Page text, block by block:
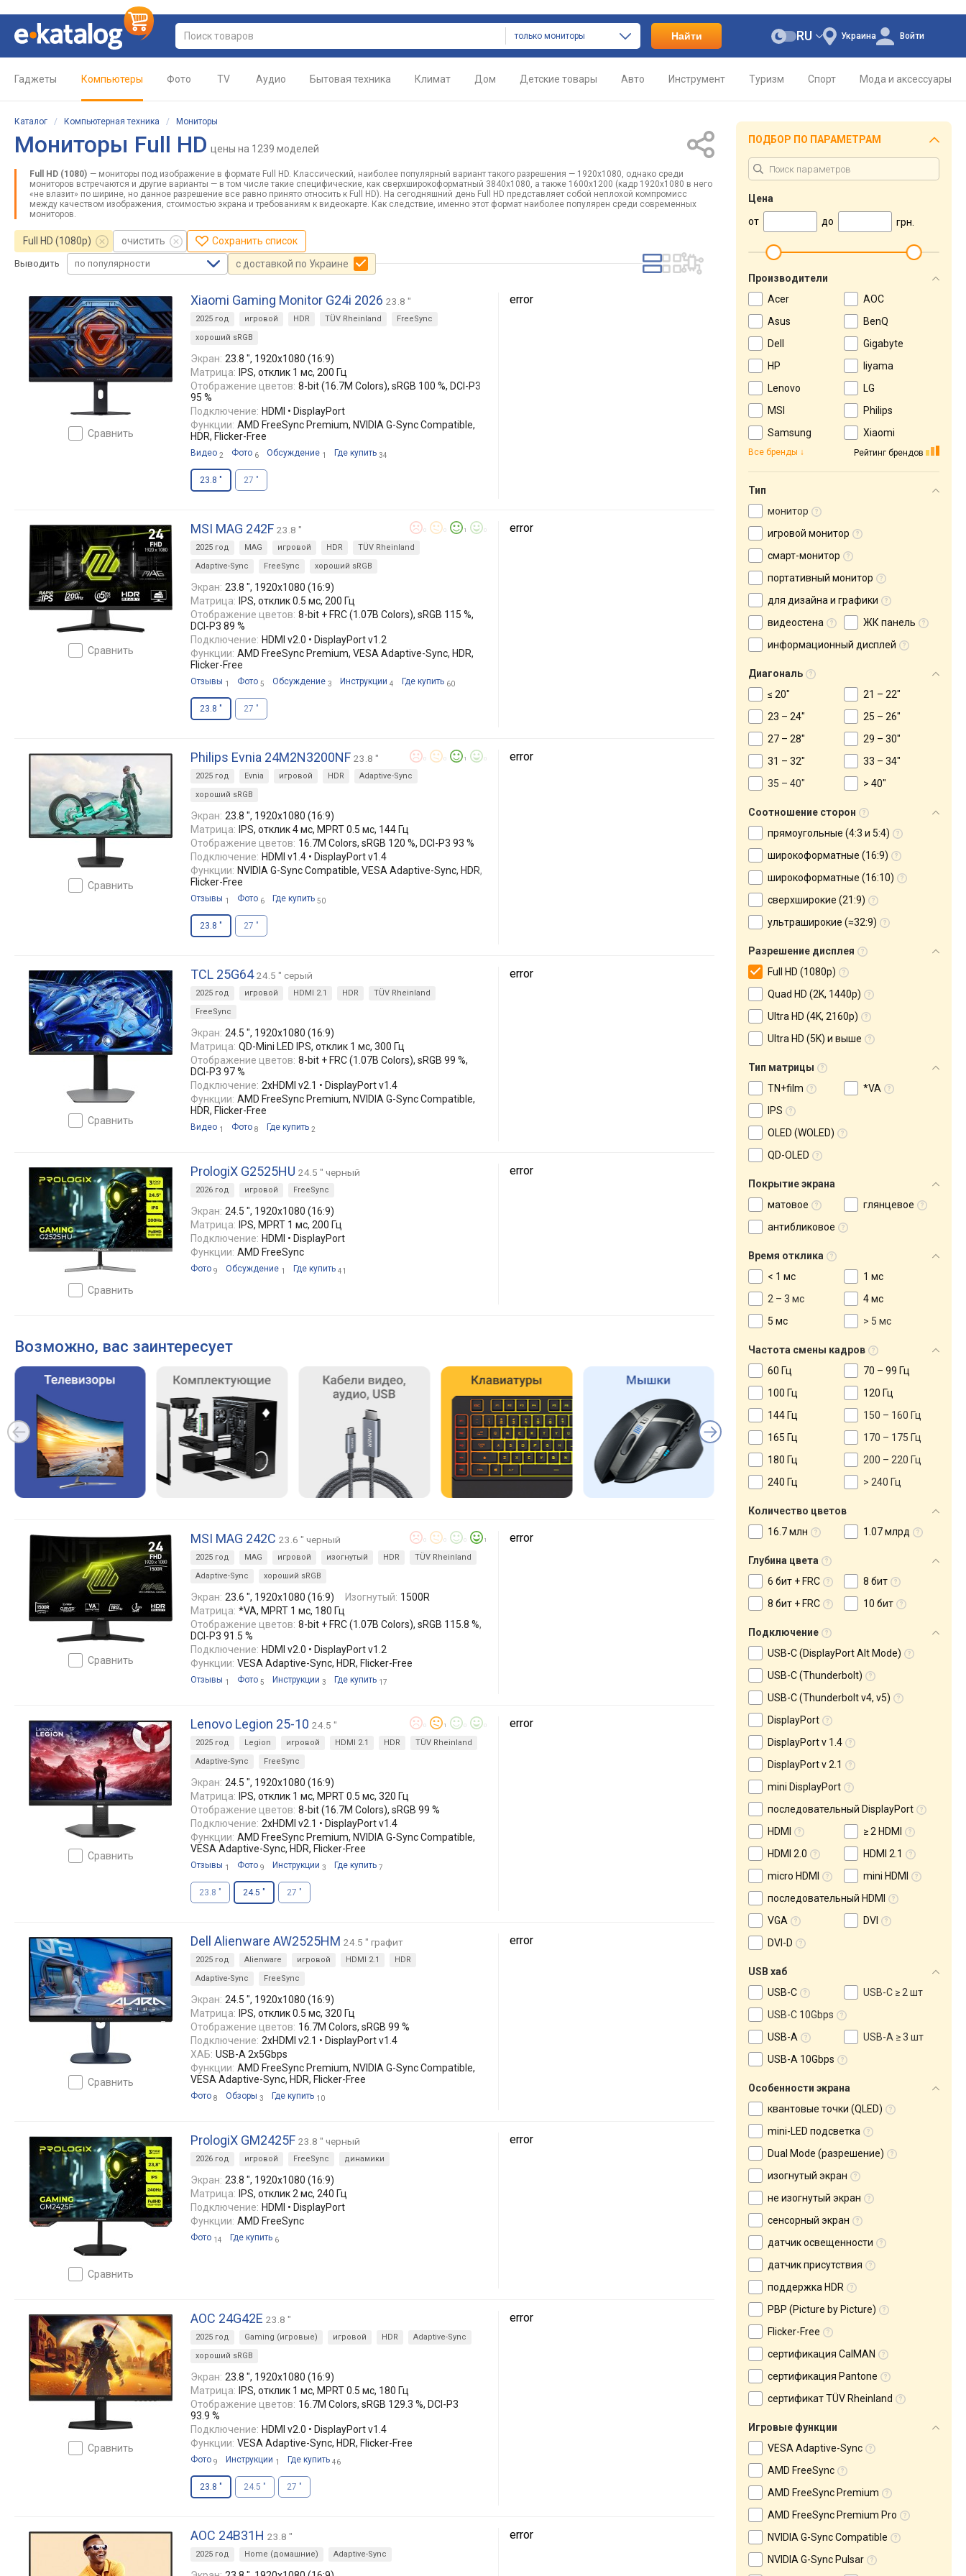
только мониторы Найти Украина
RU Войти
Гаджеты Компьютеры Фото TV Аудио Бытовая техника Климат Дом Детские товары Авто Инструмент Туризм Спорт Мода и аксессуары
Каталог / Компьютерная техника / Мониторы
Мониторы Full HD цены на 1239 моделей
Full HD (1080) — мониторы под изображение в формате Full HD. Классический, наиболее популярный вариант такого разрешения — 1920х1080, однако среди
мониторов встречаются и другие варианты — в том числе такие специфические, как сверхширокоформатный 3840х1080, а также 1600х1200 (кадр 1920х1080 в него
«не влазит» по ширине, но данное разрешение все равно принято относить к Full HD). На сегодняшний день Full HD представляет собой неплохой компромисс
между качеством изображения, стоимостью экрана и требованиям к видеокарте. Как следствие, именно этот формат наиболее популярен среди современных
мониторов.
Full HD (1080p) очистить Сохранить список
Выводить по популярности с доставкой по Украине
сравнить
Xiaomi Gaming Monitor G24i 2026 23.8 "
2025 год игровой HDR TÜV Rheinland
FreeSync
хороший sRGB
Экран: 23.8 ", 1920x1080 (16:9)
Матрица:
IPS, отклик 1 мс, 200 Гц
Отображение цветов: 8-bit (16.7M Colors), sRGB 100 %, DCI-P3
95 %
Подключение: HDMI • DisplayPort
Функции: AMD FreeSync Premium, NVIDIA G-Sync Compatible,
HDR, Flicker-Free
Видео 2 Фото 6 Обсуждение 1 Где купить 34
23.8 " 27 "
error
сравнить
MSI MAG 242F 23.8 " 1
2025 год MAG игровой HDR
TÜV Rheinland
Adaptive-Sync
FreeSync хороший sRGB
Экран: 23.8 ", 1920x1080 (16:9)
Матрица:
IPS, отклик 0.5 мс, 200 Гц
Отображение цветов: 8-bit + FRC (1.07B Colors), sRGB 115 %,
DCI-P3 89 %
Подключение: HDMI v2.0 • DisplayPort v1.2
Функции: AMD FreeSync Premium, VESA Adaptive-Sync, HDR,
Flicker-Free
Отзывы 1 Фото 5 Обсуждение 3 Инструкции 4 Где купить 60
23.8 " 27 "
error
сравнить
Philips Evnia 24M2N3200NF 23.8 " 1
2025 год Evnia игровой HDR
Adaptive-Sync
хороший sRGB
Экран: 23.8 ", 1920x1080 (16:9)
Матрица:
IPS, отклик 4 мс, MPRT 0.5 мс, 144 Гц
Отображение цветов: 16.7M Colors, sRGB 120 %, DCI-P3 93 %
Подключение: HDMI v1.4 • DisplayPort v1.4
Функции: NVIDIA G-Sync Compatible, VESA Adaptive-Sync, HDR,
Flicker-Free
Отзывы 1 Фото 6 Где купить 50
23.8 " 27 "
error
сравнить
TCL 25G64 24.5 " серый
2025 год игровой HDMI 2.1 HDR
TÜV Rheinland
FreeSync
Экран: 24.5 ", 1920x1080 (16:9)
Матрица: QD-Mini LED IPS, отклик 1 мс, 300 Гц
Отображение цветов: 8-bit + FRC (1.07B Colors), sRGB 99 %,
DCI-P3 97 %
Подключение: 2xHDMI v2.1 • DisplayPort v1.4
Функции: AMD FreeSync Premium, NVIDIA G-Sync Compatible,
HDR, Flicker-Free
Видео 1 Фото 8 Где купить 2
error
сравнить
PrologiX G2525HU 24.5 " черный
2026 год игровой FreeSync
Экран: 24.5 ", 1920x1080 (16:9)
Матрица:
IPS, MPRT 1 мс, 200 Гц
Подключение: HDMI • DisplayPort
Функции: AMD FreeSync
Фото 9 Обсуждение 1 Где купить 41
error
Возможно, вас заинтересует
сравнить
MSI MAG 242C 23.6 " черный 1
2025 год MAG игровой изогнутый HDR
TÜV Rheinland
Adaptive-Sync
хороший sRGB
Экран: 23.6 ", 1920x1080 (16:9) Изогнутый: 1500R
Матрица: *VA, MPRT 1 мс, 180 Гц
Отображение цветов: 8-bit + FRC (1.07B Colors), sRGB 115.8 %,
DCI-P3 91.5 %
Подключение: HDMI v2.0 • DisplayPort v1.2
Функции: VESA Adaptive-Sync, HDR, Flicker-Free
Отзывы 1 Фото 5 Инструкции 3 Где купить 17
error
сравнить
Lenovo Legion 25-10 24.5 " 1
2025 год Legion игровой HDMI 2.1 HDR
TÜV Rheinland
Adaptive-Sync
FreeSync
Экран: 24.5 ", 1920x1080 (16:9)
Матрица:
IPS, отклик 1 мс, MPRT 0.5 мс, 320 Гц
Отображение цветов: 8-bit (16.7M Colors), sRGB 99 %
Подключение: 2xHDMI v2.1 • DisplayPort v1.4
Функции: AMD FreeSync Premium, NVIDIA G-Sync Compatible,
VESA Adaptive-Sync, HDR, Flicker-Free
Отзывы 1 Фото 9 Инструкции 3 Где купить 7
23.8 " 24.5 " 27 "
error
сравнить
Dell Alienware AW2525HM 24.5 " графит
2025 год Alienware игровой HDMI 2.1
HDR
Adaptive-Sync
FreeSync
Экран: 24.5 ", 1920x1080 (16:9)
Матрица:
IPS, отклик 0.5 мс, 320 Гц
Отображение цветов: 16.7M Colors, sRGB 99 %
Подключение: 2xHDMI v2.1 • DisplayPort v1.4
ХАБ: USB-A 2x5Gbps
Функции: AMD FreeSync Premium, NVIDIA G-Sync Compatible,
VESA Adaptive-Sync, HDR, Flicker-Free
Фото 8 Обзоры 3 Где купить 10
error
сравнить
PrologiX GM2425F 23.8 " черный
2026 год игровой FreeSync динамики
Экран: 23.8 ", 1920x1080 (16:9)
Матрица:
IPS, отклик 2 мс, 240 Гц
Подключение: HDMI • DisplayPort
Функции: AMD FreeSync
Фото 14 Где купить 6
error
сравнить
AOC 24G42E 23.8 "
2025 год Gaming (игровые) игровой HDR
Adaptive-Sync
хороший sRGB
Экран: 23.8 ", 1920x1080 (16:9)
Матрица:
IPS, отклик 1 мс, MPRT 0.5 мс, 180 Гц
Отображение цветов: 16.7M Colors, sRGB 129.3 %, DCI-P3
93.9 %
Подключение: HDMI v2.0 • DisplayPort v1.4
Функции: VESA Adaptive-Sync, HDR, Flicker-Free
Фото 9 Инструкции 1 Где купить 46
23.8 " 24.5 " 27 "
error
AOC 24B31H 23.8 "
2025 год Home (домашние) Adaptive-Sync
error
ПОДБОР ПО ПАРАМЕТРАМ
Цена
от
до грн.
Производители
Acer
AOC
Asus
BenQ
Dell
Gigabyte
HP
Iiyama
Lenovo
LG
MSI
Philips
Samsung
Xiaomi
Рейтинг брендов
Все бренды
Тип
монитор
игровой монитор
смарт-монитор
портативный монитор
для дизайна и графики
видеостена
ЖК панель
информационный дисплей
Диагональ
≤ 20"
21 – 22"
23 – 24"
25 – 26"
27 – 28"
29 – 30"
31 – 32"
33 – 34"
35 – 40"
> 40"
Соотношение сторон
прямоугольные (4:3 и 5:4)
широкоформатные (16:9)
широкоформатные (16:10)
сверхширокие (21:9)
ультраширокие (≈32:9)
Разрешение дисплея
Full HD (1080p)
Quad HD (2K, 1440p)
Ultra HD (4K, 2160p)
Ultra HD (5K) и выше
Тип матрицы
TN+film
*VA
IPS
OLED (WOLED)
QD-OLED
Покрытие экрана
матовое
глянцевое
антибликовое
Время отклика
< 1 мс
1 мс
2 – 3 мс
4 мс
5 мс
> 5 мс
Частота смены кадров
60 Гц
70 – 99 Гц
100 Гц
120 Гц
144 Гц
150 – 160 Гц
165 Гц
170 – 175 Гц
180 Гц
200 – 220 Гц
240 Гц
> 240 Гц
Количество цветов
16.7 млн
1.07 млрд
Глубина цвета
6 бит + FRC
8 бит
8 бит + FRC
10 бит
Подключение
USB-C (DisplayPort Alt Mode)
USB-C (Thunderbolt)
USB-C (Thunderbolt v4, v5)
DisplayPort
DisplayPort v 1.4
DisplayPort v 2.1
mini DisplayPort
последовательный DisplayPort
HDMI
≥ 2 HDMI
HDMI 2.0
HDMI 2.1
micro HDMI
mini HDMI
последовательный HDMI
VGA
DVI
DVI-D
USB хаб
USB-C
USB-C ≥ 2 шт
USB-C 10Gbps
USB-A
USB-A ≥ 3 шт
USB-A 10Gbps
Особенности экрана
квантовые точки (QLED)
mini-LED подсветка
Dual Mode (разрешение)
изогнутый экран
не изогнутый экран
сенсорный экран
датчик освещенности
датчик присутствия
поддержка HDR
PBP (Picture by Picture)
Flicker-Free
сертификация CalMAN
сертификация Pantone
сертификат TÜV Rheinland
Игровые функции
VESA Adaptive-Sync
AMD FreeSync
AMD FreeSync Premium
AMD FreeSync Premium Pro
NVIDIA G-Sync Compatible
NVIDIA G-Sync Pulsar